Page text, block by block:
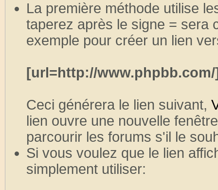
La première méthode utilise
taperez après le signe = sera
exemple pour créer un lien
[url=http://
Ceci générera le lien suivant,
lien ouvre une nouvelle
parcourir les forums s'il le
Si vous voulez que le lien
simplement utiliser: